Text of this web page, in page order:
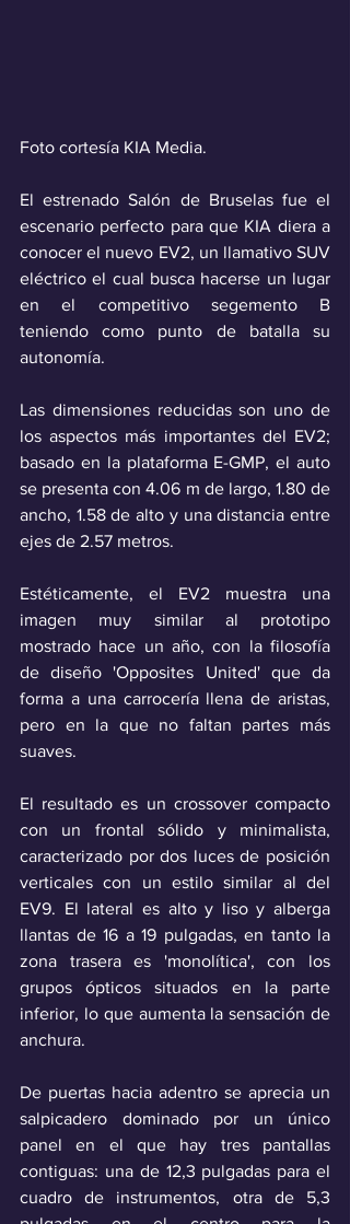
Foto cortesía KIA Media.
El estrenado Salón de Bruselas fue el
escenario perfecto para que KIA diera a
conocer el nuevo EV2, un llamativo SUV
eléctrico el cual busca hacerse un lugar
en el competitivo segemento B
teniendo como punto de batalla su
autonomía.
Las dimensiones reducidas son uno de
los aspectos más importantes del EV2;
basado en la plataforma E-GMP, el auto
se presenta con 4.06 m de largo, 1.80 de
ancho, 1.58 de alto y una distancia entre
ejes de 2.57 metros.
Estéticamente, el EV2 muestra una
imagen muy similar al prototipo
mostrado hace un año, con la filosofía
de diseño 'Opposites United' que da
forma a una carrocería llena de aristas,
pero en la que no faltan partes más
suaves.
El resultado es un crossover compacto
con un frontal sólido y minimalista,
caracterizado por dos luces de posición
verticales con un estilo similar al del
EV9. El lateral es alto y liso y alberga
llantas de 16 a 19 pulgadas, en tanto la
zona trasera es 'monolítica', con los
grupos ópticos situados en la parte
inferior, lo que aumenta la sensación de
anchura.
De puertas hacia adentro se aprecia un
salpicadero dominado por un único
panel en el que hay tres pantallas
contiguas: una de 12,3 pulgadas para el
cuadro de instrumentos, otra de 5,3